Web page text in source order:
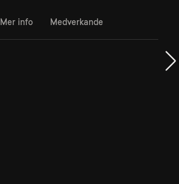
Mer info Medverkande